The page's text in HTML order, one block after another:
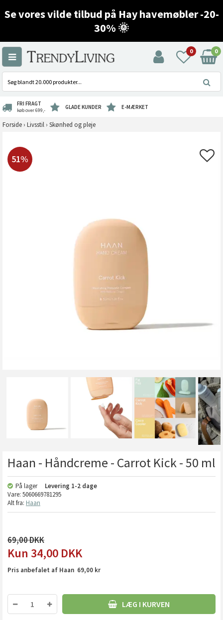
Se vores vilde tilbud på Hay havemøbler -20-
30% 🌞
0 0
FRI FRAGT
køb over 699,- GLADE KUNDER E-MÆRKET
Forside › Livsstil › Skønhed og pleje
51%
Haan - Håndcreme - Carrot Kick - 50 ml
På lager Levering 1-2 dage
Vare: 5060669781295
Alt fra: Haan
69,00
34,00 DKK
Pris anbefalet af Haan 69,00 kr
LÆG I KURVEN